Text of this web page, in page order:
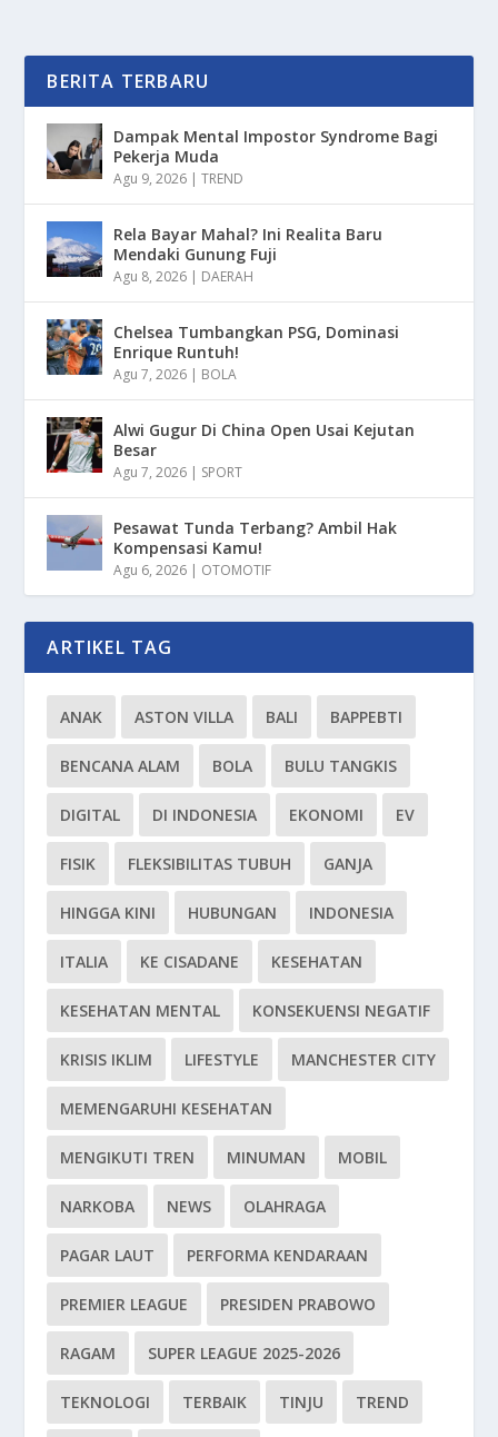
BERITA TERBARU
Dampak Mental Impostor Syndrome Bagi
Pekerja Muda
Agu 9, 2026 |TREND
Rela Bayar Mahal? Ini Realita Baru
Mendaki Gunung Fuji
Agu 8, 2026 | DAERAH
Chelsea Tumbangkan PSG, Dominasi
Enrique Runtuh!
Agu 7, 2026 | BOLA
Alwi Gugur Di China Open Usai Kejutan
Besar
Agu 7, 2026 | SPORT
Pesawat Tunda Terbang? Ambil Hak
Kompensasi Kamu!
Agu 6, 2026 | OTOMOTIF
ARTIKEL TAG
ANAK ASTON VILLA BALI BAPPEBTI
BENCANA ALAM BOLA BULU TANGKIS
DIGITAL DI INDONESIA EKONOMI EV
FISIK FLEKSIBILITAS TUBUH GANJA
HINGGA KINI HUBUNGAN INDONESIA
ITALIA KE CISADANE KESEHATAN
KESEHATAN MENTAL KONSEKUENSI NEGATIF
KRISIS IKLIM LIFESTYLE MANCHESTER CITY
MEMENGARUHI KESEHATAN
MENGIKUTI TREN MINUMAN MOBIL
NARKOBA NEWS OLAHRAGA
PAGAR LAUT PERFORMA KENDARAAN
PREMIER LEAGUE PRESIDEN PRABOWO
RAGAM SUPER LEAGUE 2025-2026
TEKNOLOGI TERBAIK TINJU TREND